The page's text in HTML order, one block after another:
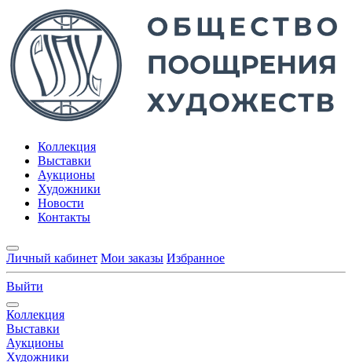
Коллекция
Выставки
Аукционы
Художники
Новости
Контакты
Личный кабинет Мои заказы Избранное
Выйти
Коллекция
Выставки
Аукционы
Художники